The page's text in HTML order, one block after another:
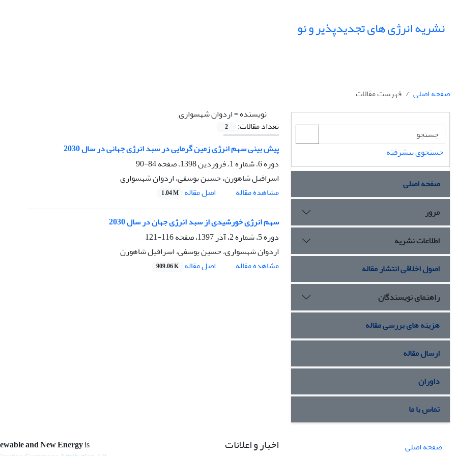
نشریه انرژی های تجدیدپذیر و نو
صفحه اصلی
فهرست مقالات
نویسنده =اردوان شهسواری
تعداد مقالات:
2
پیش بینی سهم انرژی زمین گرمایی در سبد انرژی جهانی در سال 2030
دوره 6، شماره 1، فروردین 1398، صفحه
84-90
اسرافیل شاهورن، حسین یوسفی، اردوان شهسواری
مشاهده مقاله
اصل مقاله 1.04 M
سهم انرژی خورشیدی از سبد انرژی جهان در سال 2030
دوره 5، شماره 2، آذر 1397، صفحه
116-121
اردوان شهسواری، حسین یوسفی، اسرافیل شاهورن
مشاهده مقاله
اصل مقاله 909.06 K
جستجوی پیشرفته
صفحه اصلی
مرور
اطلاعات نشریه
اصول اخلاقی انتشار مقاله
راهنمای نویسندگان
هزینه های بررسی مقاله
ارسال مقاله
داوران
تماس با ما
صفحه اصلی
اخبار و اعلانات and New Energyis